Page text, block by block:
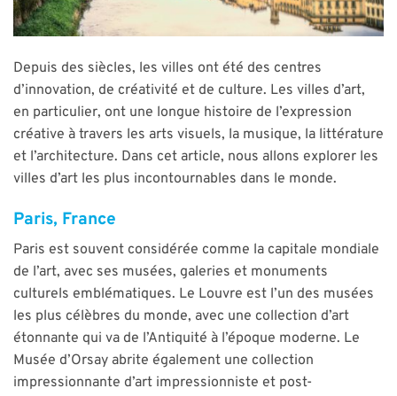
Depuis des siècles, les villes ont été des centres
d’innovation, de créativité et de culture. Les villes d’art,
en particulier, ont une longue histoire de l’expression
créative à travers les arts visuels, la musique, la littérature
et l’architecture. Dans cet article, nous allons explorer les
villes d’art les plus incontournables dans le monde.
Paris, France
Paris est souvent considérée comme la capitale mondiale
de l’art, avec ses musées, galeries et monuments
culturels emblématiques. Le Louvre est l’un des musées
les plus célèbres du monde, avec une collection d’art
étonnante qui va de l’Antiquité à l’époque moderne. Le
Musée d’Orsay abrite également une collection
impressionnante d’art impressionniste et post-